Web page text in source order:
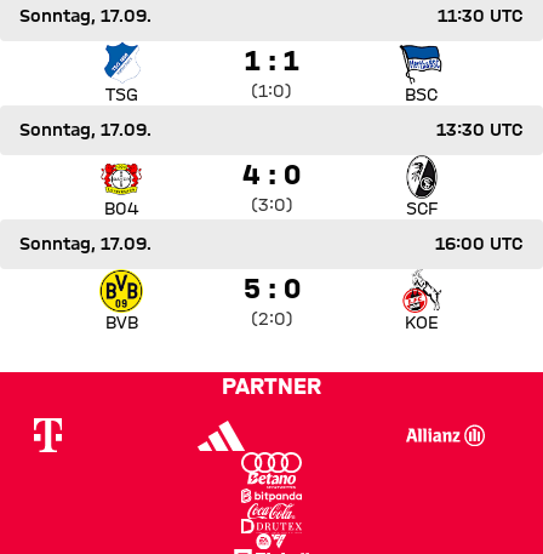
Sonntag, 17.09.
11:30 UTC
Spiel TSG Hoffenheim gegen Hertha BSC
TSG
1 zu 1
1 : 1
(Zwischenergebnis:
1 zu 0 nach Erste Halbzeit
1:0)
BSC
Sonntag, 17.09.
13:30 UTC
Spiel Bayer 04 Leverkusen gegen Sport-Club Freiburg
B04
4 zu 0
4 : 0
(Zwischenergebnis:
3 zu 0 nach Erste Halbzeit
3:0)
SCF
Sonntag, 17.09.
16:00 UTC
Spiel Borussia Dortmund gegen 1. FC Köln
BVB
5 zu 0
5 : 0
(Zwischenergebnis:
2 zu 0 nach Erste Halbzeit
2:0) KOE
PARTNER